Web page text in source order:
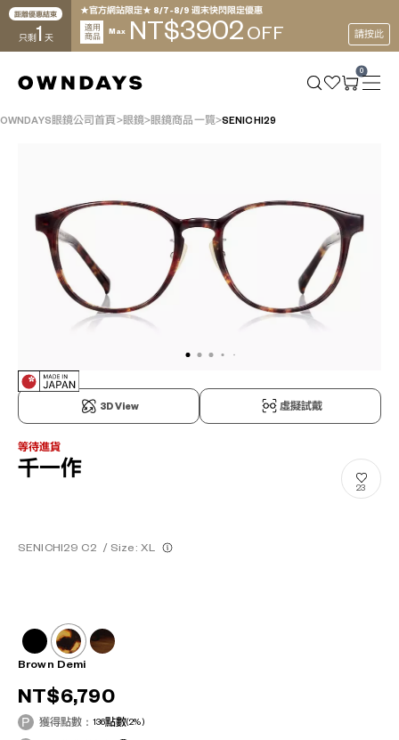
距離優惠結束
只剩1 天
★官方網站限定★ 8/7~8/9 週末快閃限定優惠
適用
商品
Max NT$3902 OFF 請按此
0
OWNDAYS眼鏡公司首頁 眼鏡 眼鏡商品一覽 SENICHI29
3D View 虛擬試戴
等待進貨
千一作
SENICHI29 C2 / Size: XL
23
Brown Demi
NT$6,790
獲得點數：136點數(2%)